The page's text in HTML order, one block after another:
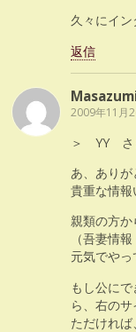
久々にイン
返信
2009年11月
＞ YY さ
あ、ありが
貴重な情報
親類の方か
（吾妻情
元気でやっ
もし公に
ら、右の
ただければ